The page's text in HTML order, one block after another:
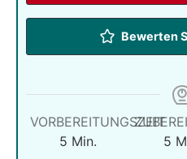
Bewerten
VORBEREITUNGSZEIT
5 Minuten
Min.
5